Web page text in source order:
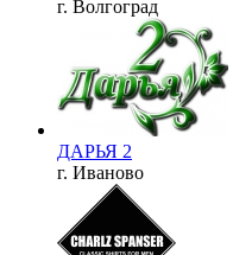
г. Волгоград
ДАРЬЯ 2
г. Иваново